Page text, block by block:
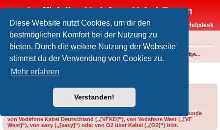
Diese Website nutzt Cookies, um dir den
bestmöglichen Komfort bei der Nutzung zu
bieten. Durch die weitere Nutzung der Webseite
stimmst du der Verwendung von Cookies zu.
Mehr erfahren
Verstanden!
Inoffizielles Vodafone-Kabel-Forum
Vodafone-Kabel-Helpdesk
FAQ
Foren-Übersicht Technik allgemein
[VFKD] VFKD Hausverstärker notwendig?
Bitte gib bei der Erstellung eines Threads im Feld „Präfix“ an, ob du Kunde
von Vodafone Kabel Deutschland („[VFKD]“), von Vodafone West („[VF
West]“), von eazy („[eazy]“) oder von O2 über Kabel („[O2]“) bist.